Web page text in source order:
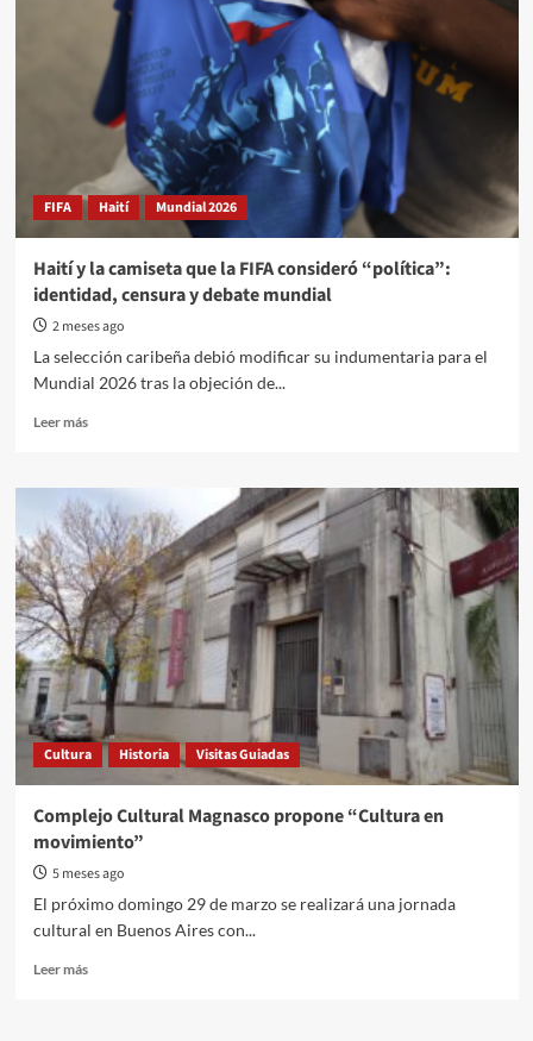
FIFA Haití Mundial 2026
Haití y la camiseta que la FIFA consideró “política”:
identidad, censura y debate mundial
2 meses ago
La selección caribeña debió modificar su indumentaria para el
Mundial 2026 tras la objeción de...
Leer másRead
Haití
y
la
camiseta
que
la
FIFA
consideró
“política”:
identidad,
censura
y
debate
Cultura Historia Visitas Guiadas
Complejo Cultural Magnasco propone “Cultura en
movimiento”
5 meses ago
El próximo domingo 29 de marzo se realizará una jornada
cultural en Buenos Aires con...
Leer másRead